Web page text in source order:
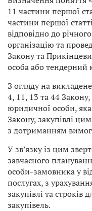
11 частини першої
частини першої
відповідно до
організацію та
Закону та
особа або тендерний
З огляду на
4, 11, 13 та 44 Закону,
юридичної особи,
Закону, закупівлі
з дотриманням
У зв’язку із цим
завчасного
особи-замовника у
послугах, з
закупівлі та строків
закупівель.